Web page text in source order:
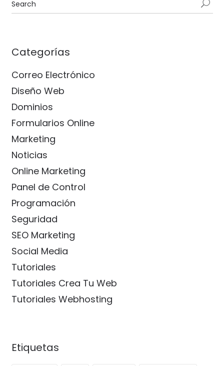
Categorías
Correo Electrónico
Diseño Web
Dominios
Formularios Online
Marketing
Noticias
Online Marketing
Panel de Control
Programación
Seguridad
SEO Marketing
Social Media
Tutoriales
Tutoriales Crea Tu Web
Tutoriales Webhosting
Etiquetas